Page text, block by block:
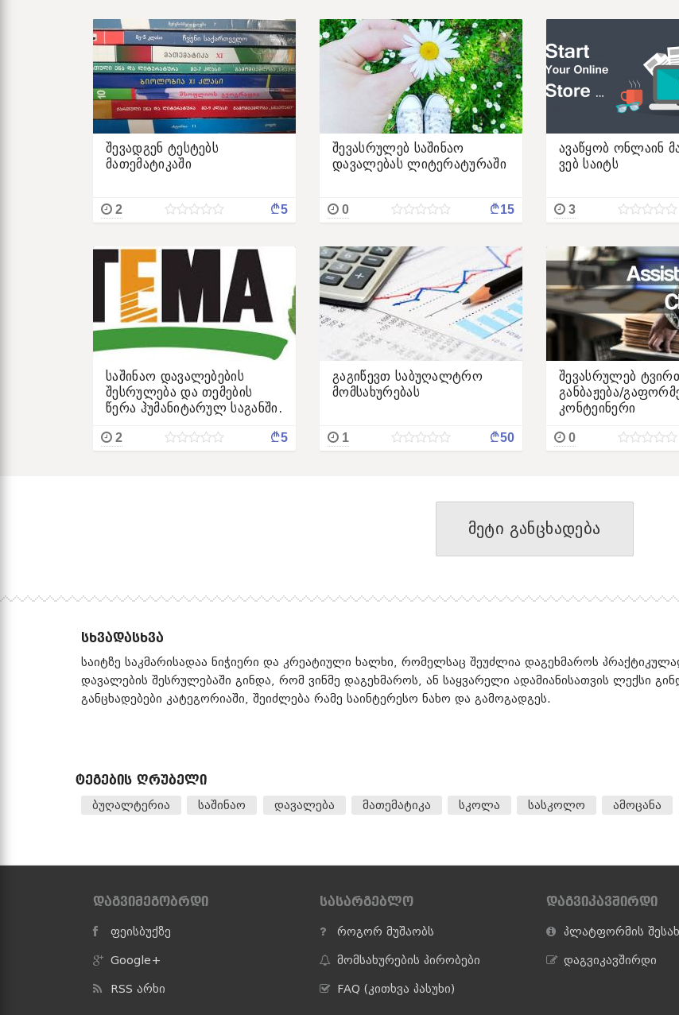
შევადგენ ტესტებს
მათემატიკაში
2 ¢5
შევასრულებ საშინაო
დავალებას ლიტერატურაში
0 ¢15
ავაწყობ ონლაინ
ვებ საიტს
3
საშინაო დავალებების
შესრულება და თემების
წერა ჰუმანიტარულ საგანში.
2 ¢5
გაგიწევთ საბუღალტრო
მომსახურებას
1 ¢50
შევასრულებ
განბაჟება/
კონტეინერი
0
მეტი განცხადება
ᲡᲮᲕᲐᲓᲐᲡᲮᲕᲐ
საიტზე საკმარისადაა ნიჭიერი და კრეატიული ხალხი, რომელსაც შეუძლია დაგეხმაროს
დავალების შესრულებაში გინდა, რომ ვინმე დაგეხმაროს, ან საყვარელი ადამიანისათვის ლექსი
განცხადებები კატეგორიაში, შეიძლება რამე საინტერესო ნახო და გამოგადგეს.
ᲢᲔᲒᲔᲑᲘᲡ ᲦᲠᲣᲑᲔᲚᲘ
ბუღალტერია საშინაო დავალება მათემატიკა სკოლა სასკოლო ამოცანა
ᲓᲐᲒᲕᲘᲛᲔᲒᲝᲑᲠᲓᲘ
ფეისბუქზე
Google+
RSS არხი
ᲡᲐᲡᲐᲠᲒᲔᲑᲚᲝ
როგორ მუშაობს
მომსახურების პირობები
FAQ (კითხვა პასუხი)
ᲓᲐᲒᲕᲘᲙᲐᲕᲨᲘᲠᲓᲘ
პლატფორმის
დაგვიკავშირდი